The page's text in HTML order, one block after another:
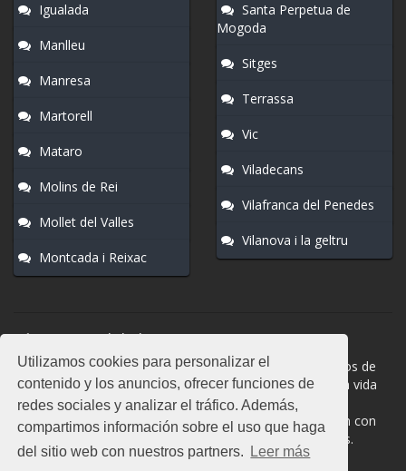
Utilizamos cookies para personalizar el
contenido y los anuncios, ofrecer funciones de
redes sociales y analizar el tráfico. Además,
compartimos información sobre el uso que haga
del sitio web con nuestros partners.
Leer más
Igualada
Manlleu
Manresa
Martorell
Mataro
Molins de Rei
Mollet del Valles
Montcada i Reixac
Santa Perpetua de
Mogoda
Sitges
Terrassa
Vic
Viladecans
Vilafranca del Penedes
Vilanova i la geltru
Normas del chat
#Sant Adria de Besos es una sala donde participan cientos de
personas. Mantén la educación y compórtate como en la vida
real. La privacidad de los usuarios es muy importante, no
facilites información de terceros. Todas las salas cuentan con
moderadores a los que puedes dirigirte en caso de dudas.